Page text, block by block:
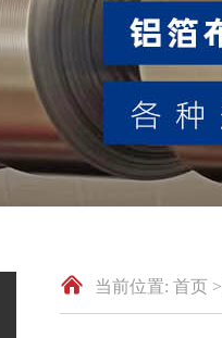
当前位置: 首页 >